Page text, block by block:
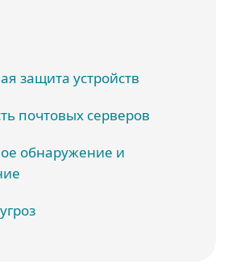
защита устройств
почтовых серверов
обнаружение и